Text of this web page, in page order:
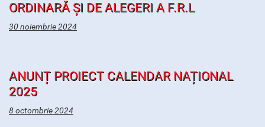
ORDINARĂ ȘI DE ALEGERI A F.R.L
30 noiembrie 2024
ANUNȚ PROIECT CALENDAR NAȚIONAL
2025
8 octombrie 2024